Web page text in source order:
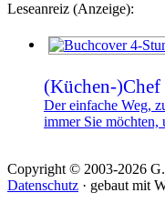
Leseanreiz (Anzeige):
(Küchen-)Chef
Der einfache Weg,
immer Sie möchten,
Copyright © 2003-2026
Datenschutz · gebaut mit